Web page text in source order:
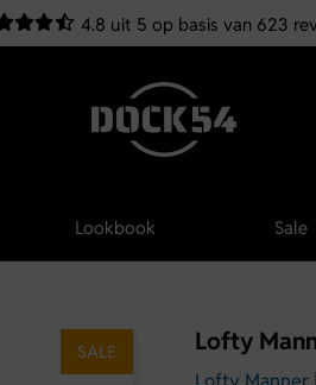
4.8 uit 5 op basis van 623
Lookbook Sale
SALE Lofty